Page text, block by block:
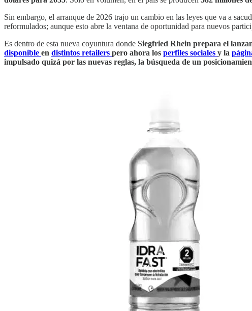
Sin embargo, el arranque de 2026 trajo un cambio en las leyes que va a
reformulados; aunque esto abre la ventana de oportunidad para nuevos
Es dentro de esta nueva coyuntura donde Siegfried Rhein prepara el
disponible en distintos retailers pero ahora los perfiles sociales y la
impulsado quizá por las nuevas reglas, la búsqueda de un